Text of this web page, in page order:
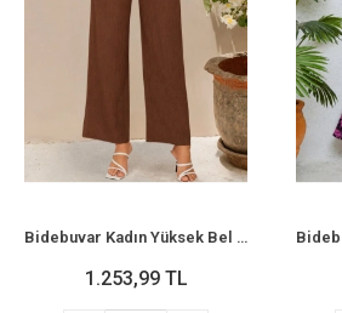
Bidebuvar Kadın Yüksek Bel Lastikli Bağcıklı Uzun Geniş Kesim Detaylı Krinkıl Pantolon
1.253,99 TL